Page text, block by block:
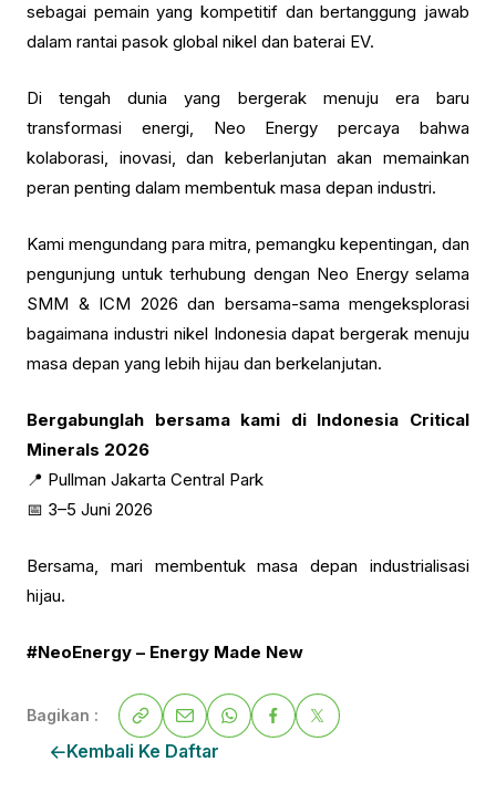
sebagai pemain yang kompetitif dan bertanggung jawab
dalam rantai pasok global nikel dan baterai EV.
Di tengah dunia yang bergerak menuju era baru
transformasi energi, Neo Energy percaya bahwa
kolaborasi, inovasi, dan keberlanjutan akan memainkan
peran penting dalam membentuk masa depan industri.
Kami mengundang para mitra, pemangku kepentingan, dan
pengunjung untuk terhubung dengan Neo Energy selama
SMM & ICM 2026 dan bersama-sama mengeksplorasi
bagaimana industri nikel Indonesia dapat bergerak menuju
masa depan yang lebih hijau dan berkelanjutan.
Bergabunglah bersama kami di Indonesia Critical
Minerals 2026
📍 Pullman Jakarta Central Park
📅 3–5 Juni 2026
Bersama, mari membentuk masa depan industrialisasi
hijau.
#NeoEnergy – Energy Made New
Kembali Ke Daftar
Bagikan :